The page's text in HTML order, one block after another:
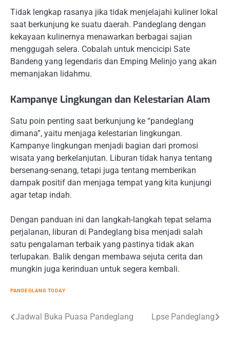
Tidak lengkap rasanya jika tidak menjelajahi kuliner lokal
saat berkunjung ke suatu daerah. Pandeglang dengan
kekayaan kulinernya menawarkan berbagai sajian
menggugah selera. Cobalah untuk mencicipi Sate
Bandeng yang legendaris dan Emping Melinjo yang akan
memanjakan lidahmu.
Kampanye Lingkungan dan Kelestarian Alam
Satu poin penting saat berkunjung ke “pandeglang
dimana”, yaitu menjaga kelestarian lingkungan.
Kampanye lingkungan menjadi bagian dari promosi
wisata yang berkelanjutan. Liburan tidak hanya tentang
bersenang-senang, tetapi juga tentang memberikan
dampak positif dan menjaga tempat yang kita kunjungi
agar tetap indah.
Dengan panduan ini dan langkah-langkah tepat selama
perjalanan, liburan di Pandeglang bisa menjadi salah
satu pengalaman terbaik yang pastinya tidak akan
terlupakan. Balik dengan membawa sejuta cerita dan
mungkin juga kerinduan untuk segera kembali.
PANDEGLANG TODAY
Post
Jadwal Buka Puasa Pandeglang Lpse Pandeglang